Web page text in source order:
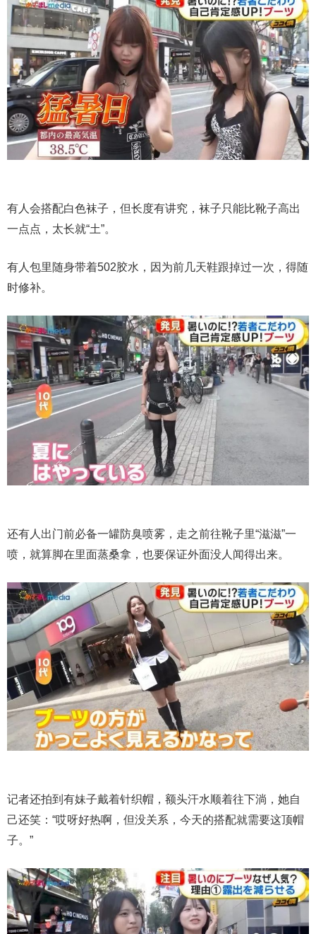
有人会搭配白色袜子，但长度有讲究，袜子只能比靴子高出
一点点，太长就“土”。
有人包里随身带着502胶水，因为前几天鞋跟掉过一次，得随
时修补。
还有人出门前必备一罐防臭喷雾，走之前往靴子里“滋滋”一
喷，就算脚在里面蒸桑拿，也要保证外面没人闻得出来。
记者还拍到有妹子戴着针织帽，额头汗水顺着往下淌，她自
己还笑：“哎呀好热啊，但没关系，今天的搭配就需要这顶帽
子。”